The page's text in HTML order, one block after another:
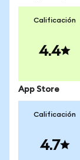
Calificación
4.4
App Store
Calificación
4.7